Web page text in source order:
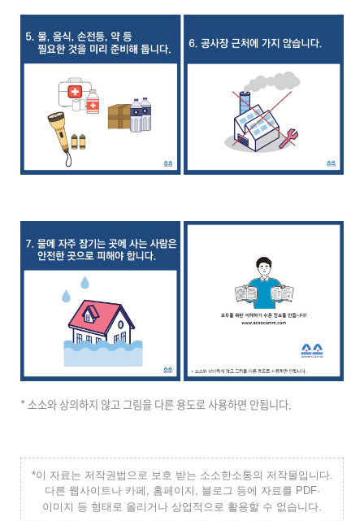
* 소소와 상의하지 않고 그림을 다른 용도로 사용하면 안됩니다.
*이 자료는 저작권법으로 보호 받는 소소한소통의 저작물입니다.
다른 웹사이트나 카페, 홈페이지, 블로그 등에 자료를 PDF·
이미지 등 형태로 올리거나 상업적으로 활용할 수 없습니다.